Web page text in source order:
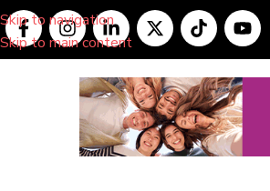
Skip to navigation
Skip to main content